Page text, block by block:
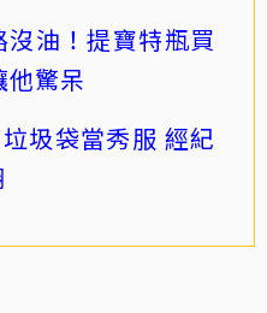
油！提寶特瓶買
驚呆
圾袋當秀服 經紀